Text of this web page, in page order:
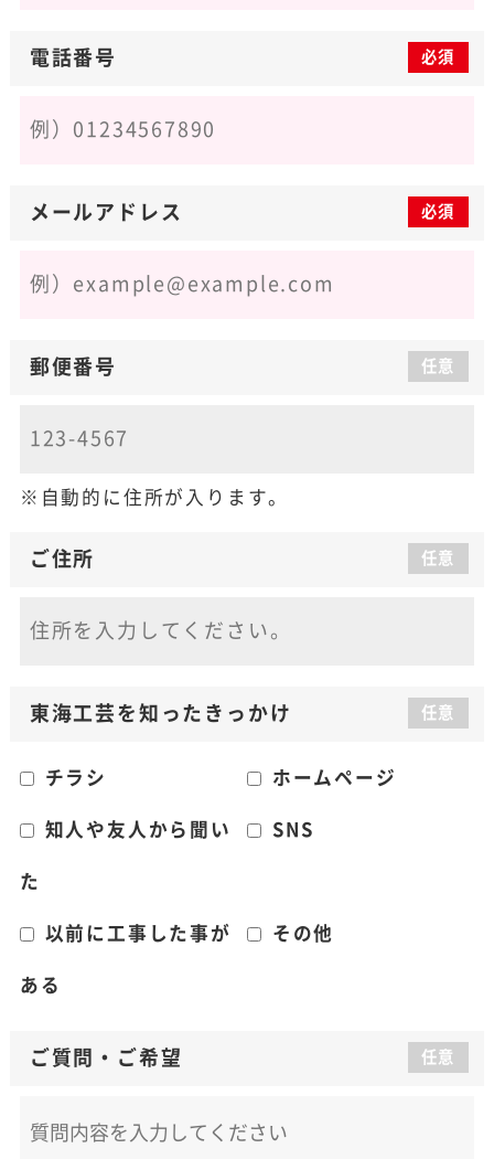
電話番号 必須
メールアドレス 必須
郵便番号 任意
自動的に住所が入ります。
ご住所 任意
東海工芸を知った きっかけ 任意
チラシ ホームページ
知人や友人から聞い
た
SNS
以前に工事した事が
ある
その他
ご質問 ・ ご希望 任意